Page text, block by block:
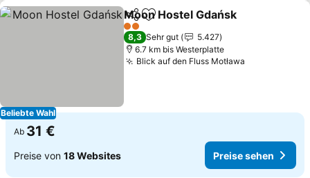
Beliebte Wahl
TeilenZu Favoriten hinzufügen
Moon Hostel Gdańsk
2 Sterne
8,3 Sehr gut
5.427
6.7 km bis Westerplatte
Blick auf den Fluss Motława
Ab 31 €
Preise von 18 Websites Preise sehen